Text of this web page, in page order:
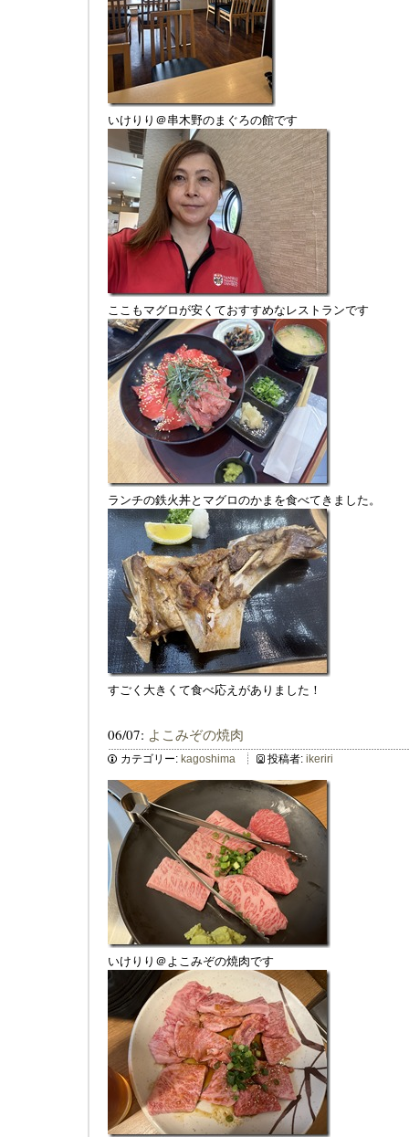
いけりり＠串木野のまぐろの館です
ここもマグロが安くておすすめなレストランです
ランチの鉄火丼とマグロのかまを食べてきました。
すごく大きくて食べ応えがありました！
06/07: よこみぞの焼肉
カテゴリー: kagoshima 投稿者: ikeriri
いけりり＠よこみぞの焼肉です